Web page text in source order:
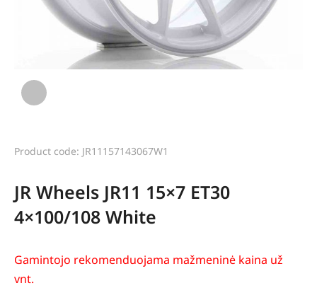
Product code: JR11157143067W1
JR Wheels JR11 15×7 ET30
4×100/108 White
Gamintojo rekomenduojama mažmeninė kaina už
vnt.